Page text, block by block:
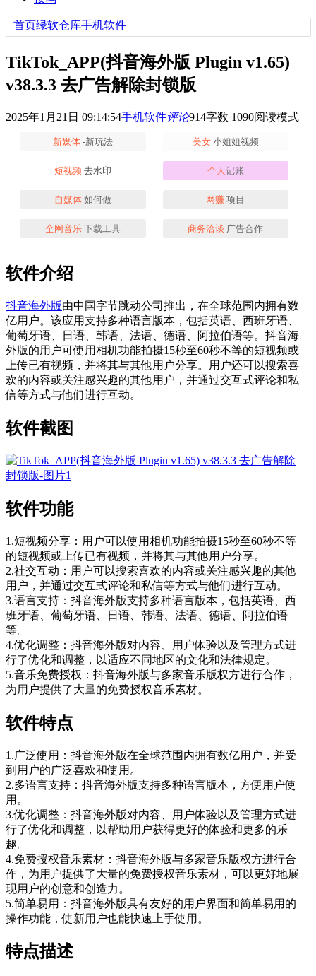
首页绿软仓库手机软件
TikTok_APP(抖音海外版 Plugin v1.65)
v38.3.3 去广告解除封锁版
2025年1月21日 09:14:54手机软件评论914字数 1090阅读模式
新媒体-新玩法 美女小姐姐视频
短视频去水印 个人记账
自媒体如何做 网赚 项目
全网音乐下载工具 商务洽谈 广告合作
软件介绍
抖音海外版由中国字节跳动公司推出，在全球范围内拥有数
亿用户。该应用支持多种语言版本，包括英语、西班牙语、
葡萄牙语、日语、韩语、法语、德语、阿拉伯语等。抖音海
外版的用户可使用相机功能拍摄15秒至60秒不等的短视频或
上传已有视频，并将其与其他用户分享。用户还可以搜索喜
欢的内容或关注感兴趣的其他用户，并通过交互式评论和私
信等方式与他们进行互动。
软件截图
软件功能
1.短视频分享：用户可以使用相机功能拍摄15秒至60秒不等
的短视频或上传已有视频，并将其与其他用户分享。
2.社交互动：用户可以搜索喜欢的内容或关注感兴趣的其他
用户，并通过交互式评论和私信等方式与他们进行互动。
3.语言支持：抖音海外版支持多种语言版本，包括英语、西
班牙语、葡萄牙语、日语、韩语、法语、德语、阿拉伯语
等。
4.优化调整：抖音海外版对内容、用户体验以及管理方式进
行了优化和调整，以适应不同地区的文化和法律规定。
5.音乐免费授权：抖音海外版与多家音乐版权方进行合作，
为用户提供了大量的免费授权音乐素材。
软件特点
1.广泛使用：抖音海外版在全球范围内拥有数亿用户，并受
到用户的广泛喜欢和使用。
2.多语言支持：抖音海外版支持多种语言版本，方便用户使
用。
3.优化调整：抖音海外版对内容、用户体验以及管理方式进
行了优化和调整，以帮助用户获得更好的体验和更多的乐
趣。
4.免费授权音乐素材：抖音海外版与多家音乐版权方进行合
作，为用户提供了大量的免费授权音乐素材，可以更好地展
现用户的创意和创造力。
5.简单易用：抖音海外版具有友好的用户界面和简单易用的
操作功能，使新用户也能快速上手使用。
特点描述